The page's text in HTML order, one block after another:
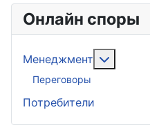
Онлайн споры
Менеджмент
Переговоры
Потребители